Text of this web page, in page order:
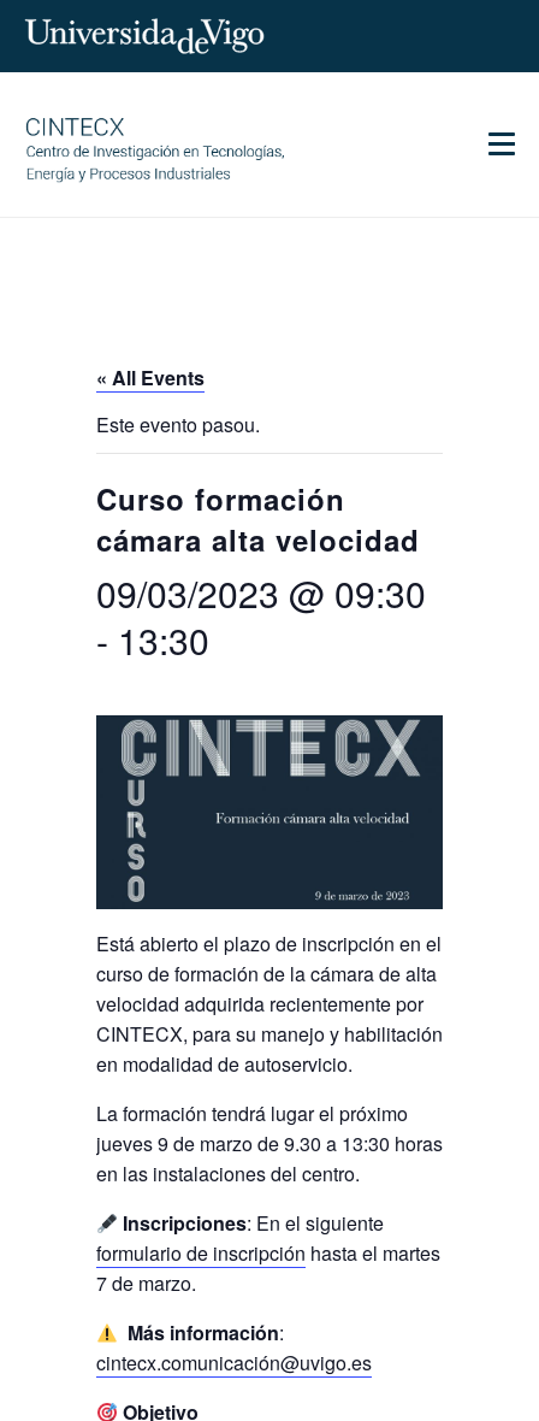
Services
Communication
Equality
ES Search
Search
for:
SEARCH
TwitterInstagramYoutubeLinkedin
« All Events
Este evento pasou.
Curso formación
cámara alta velocidad
09/03/2023 @ 09:30
- 13:30
Está abierto el plazo de inscripción en el
curso de formación de la cámara de alta
velocidad adquirida recientemente por
CINTECX, para su manejo y habilitación
en modalidad de autoservicio.
La formación tendrá lugar el próximo
jueves 9 de marzo de 9.30 a 13:30 horas
en las instalaciones del centro.
Inscripciones: En el siguiente
formulario de inscripción hasta el martes
7 de marzo.
Más información:
cintecx.comunicación@uvigo.es
Objetivo